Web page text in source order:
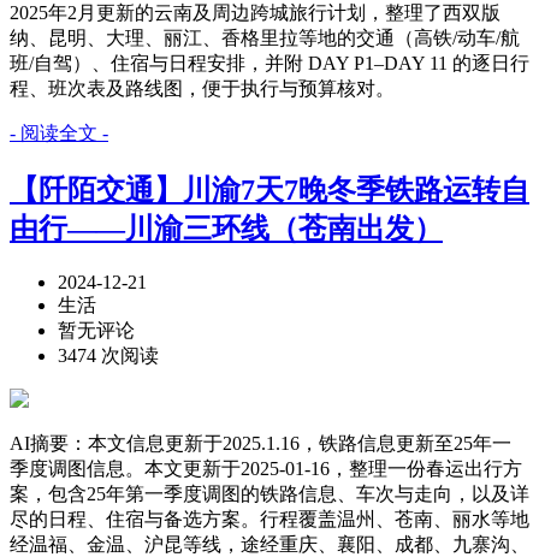
2025年2月更新的云南及周边跨城旅行计划，整理了西双版
纳、昆明、大理、丽江、香格里拉等地的交通（高铁/动车/航
班/自驾）、住宿与日程安排，并附 DAY P1–DAY 11 的逐日行
程、班次表及路线图，便于执行与预算核对。
- 阅读全文 -
【阡陌交通】川渝7天7晚冬季铁路运转自
由行——川渝三环线（苍南出发）
2024-12-21
生活
暂无评论
3474 次阅读
AI摘要：本文信息更新于2025.1.16，铁路信息更新至25年一
季度调图信息。本文更新于2025-01-16，整理一份春运出行方
案，包含25年第一季度调图的铁路信息、车次与走向，以及详
尽的日程、住宿与备选方案。行程覆盖温州、苍南、丽水等地
经温福、金温、沪昆等线，途经重庆、襄阳、成都、九寨沟、